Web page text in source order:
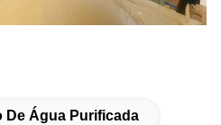
De Água Purificada